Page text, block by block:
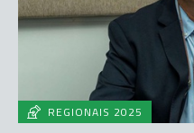
REGIONAIS 2025